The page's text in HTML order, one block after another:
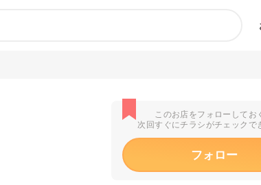
このお店をフォローしてお
次回すぐにチラシがチェックで
フォロー